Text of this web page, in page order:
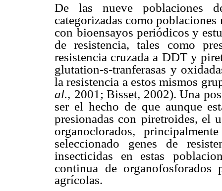
De las nueve poblaciones
categorizadas como poblaciones
con bioensayos periódicos y
de resistencia, tales como
resistencia cruzada a DDT y
glutation-s-tranferasas y
la resistencia a estos mismos
al., 2001; Bisset, 2002). Una
ser el hecho de que aunque
presionadas con piretroides, el
organoclorados,
seleccionado genes de
insecticidas en estas
continua de
agrícolas.